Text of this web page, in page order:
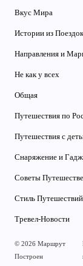
Вкус Мира
Истории из Поездок
Направления и
Не как у всех
Общая
Путешествия по
Путешествия с
Снаряжение и
Советы
Стиль Путешествий
Тревел-Новости
© 2026 Маршрут
Построен